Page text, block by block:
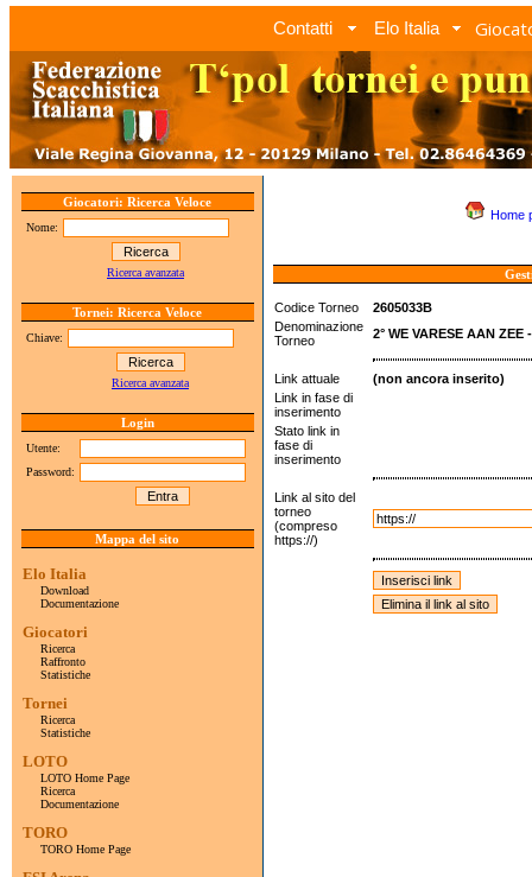
Contatti Elo Italia
Giocatori: Ricerca Veloce
Nome:
Ricerca avanzata
Tornei: Ricerca Veloce
Chiave:
Ricerca avanzata
Login
Utente:
Password:
Mappa del sito
Elo Italia
Download
Documentazione
Giocatori
Ricerca
Raffronto
Statistiche
Tornei
Ricerca
Statistiche
LOTO
LOTO Home Page
Ricerca
Documentazione
TORO
TORO Home Page
Home
Codice Torneo
2605033B
Denominazione
Torneo
2° WE VARESE AAN ZEE
Link attuale
(non ancora inserito)
Link in fase di
inserimento
Stato link in
fase di
inserimento
Link al sito del
torneo
(compreso
https://)